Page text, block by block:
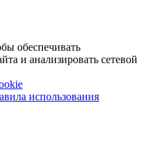
обеспечивать
и анализировать сетевой
использования